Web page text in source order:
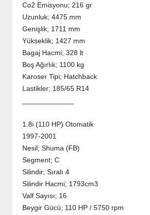
Co2 Emisyonu; 216 gr
Uzunluk; 4475 mm
Genişlik; 1711 mm
Yükseklik; 1427 mm
Bagaj Hacmi; 328 lt
Boş Ağırlık; 1100 kg
Karoser Tipi; Hatchback
Lastikler; 185/65 R14
1.8i (110 HP) Otomatik
1997-2001
Nesil; Shuma (FB)
Segment; C
Silindir; Sıralı 4
Silindir Hacmi; 1793cm3
Valf Sayısı; 16
Beygir Gücü; 110 HP / 5750 rpm